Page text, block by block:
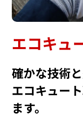
エコキュ
確かな技術
エコキュー
ます。